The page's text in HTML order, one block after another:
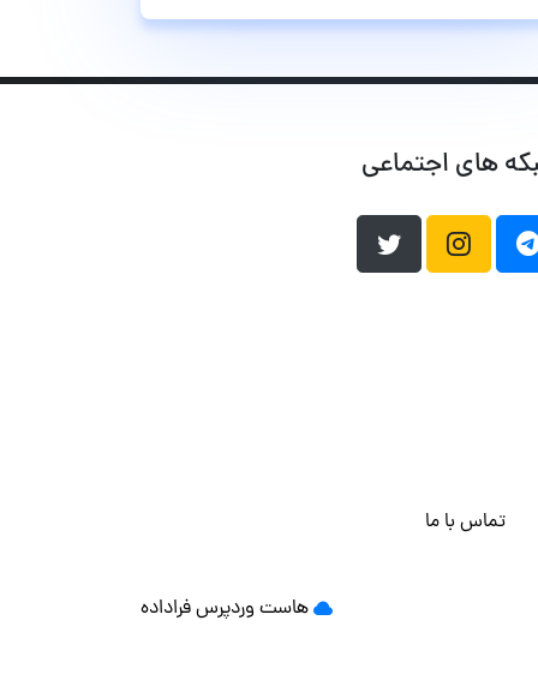
های اجتماعی
تماس با ما
هاست وردپرسفراداده